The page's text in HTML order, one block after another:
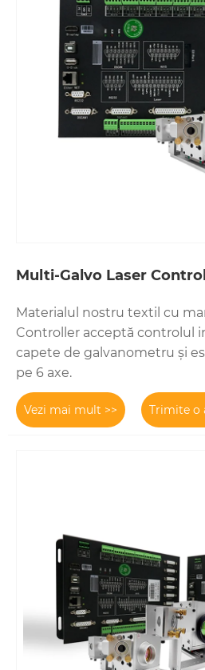
Multi-Galvo Laser
Materialul nostru textil cu
Controller acceptă controlul
capete de galvanometru și
pe 6 axe.
Vezi mai mult >> Trimite o